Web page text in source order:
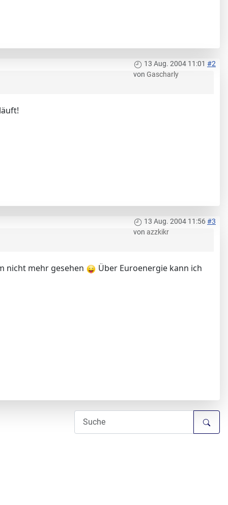
13 Aug. 2004 11:01 #2
von Gascharly
13 Aug. 2004 11:56#3
von azzkikr
nicht mehr gesehen
Über Euroenergie kann ich